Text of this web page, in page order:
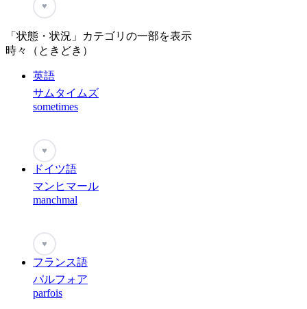
♥
「状態・状況」カテゴリの一部を表示
時々（ときどき）
英語
サムタイムズ
sometimes
♥
ドイツ語
マンヒマール
manchmal
♥
フランス語
パルフォア
parfois